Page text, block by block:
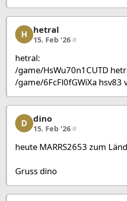
hetral, 3/27, 15. Feb '26
H hetral
15. Feb '26#
hetral:
/game/HsWu70n1CUTD
/game/6FcFl0fGWiXa hsv83
dino, 4/27, 15. Feb '26
D dino
15. Feb '26#
heute MARRS2653 zum
Gruss dino